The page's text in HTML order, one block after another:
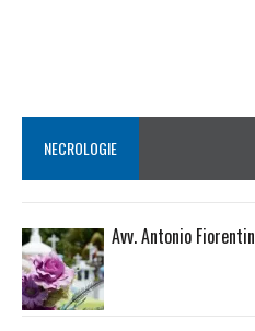
NECROLOGIE
Avv. Antonio Fiorentin